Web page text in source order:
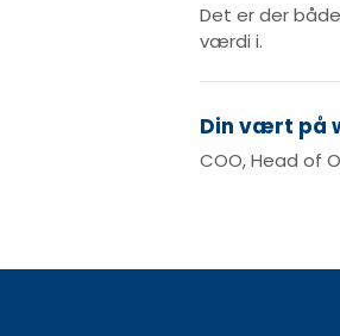
Det er der
værdi i.
Din vært på
COO, Head of